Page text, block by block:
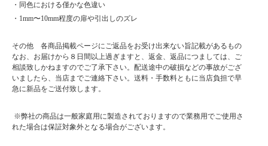
・同色における僅かな色違い
・1mm〜10mm程度の扉や引出しのズレ
その他 各商品掲載ページにご返品をお受け出来ない旨記載があるもの
なお、お届けから８日間以上過ぎますと、返金、返品につましては、ご
相談致しかねますのでご了承下さい。配送途中の破損などの事故がござ
いましたら、当店までご連絡下さい。送料・手数料ともに当店負担で早
急に新品をご送付致します。
※弊社の商品は一般家庭用に製造されておりますので業務用でご使用さ
れた場合は保証対象外となる場合がございます。